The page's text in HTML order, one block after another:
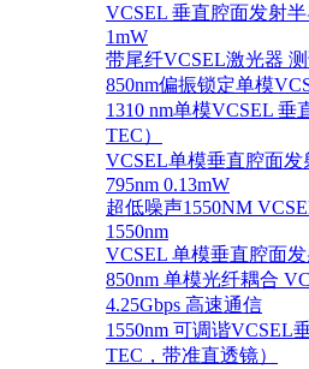
VCSEL 垂直腔面发射
1mW
带尾纤VCSEL激光器
850nm偏振锁定单模
1310 nm单模VCSEL
TEC）
VCSEL单模垂直腔面
795nm 0.13mW
超低噪声1550NM
1550nm
VCSEL 单模垂直腔面
850nm 单模光纤耦合
4.25Gbps 高速通信
1550nm 可调谐VCSEL
TEC，带准直透镜）